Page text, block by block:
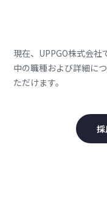
現在、UPPGO株式会
中の職種および詳細に
ただけます。